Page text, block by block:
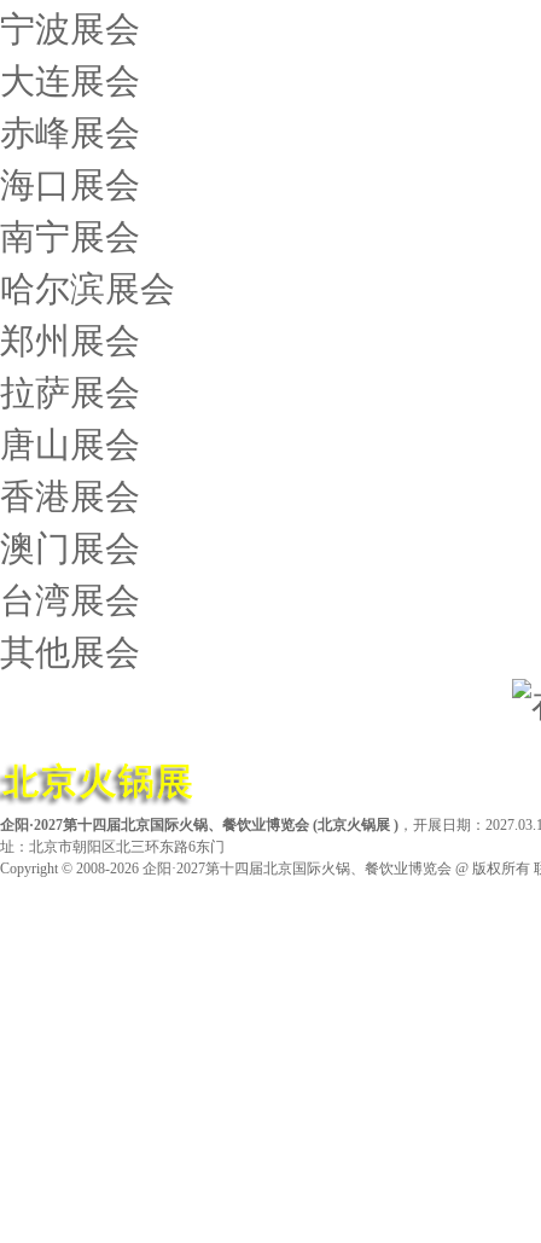
宁波展会
大连展会
赤峰展会
海口展会
南宁展会
哈尔滨展会
郑州展会
拉萨展会
唐山展会
香港展会
澳门展会
台湾展会
其他展会
企阳·2027第十四届北京国际火锅、餐饮业博览会 (北京火锅展 ) ，开展日期：
址：北京市朝阳区北三环东路6东门
Copyright © 2008-2026 企阳·2027第十四届北京国际火锅、餐饮业博览会 @ 版权所有